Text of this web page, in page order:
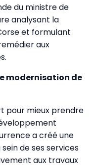
du ministre de
analysant la
et formulant
aux
modernisation de
pour mieux prendre
a créé une
de ses services
aux travaux